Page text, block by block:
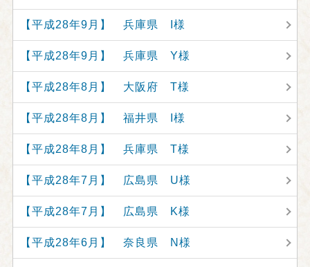
【平成28年9月】 兵庫県 I様
【平成28年9月】 兵庫県 Y様
【平成28年8月】 大阪府 T様
【平成28年8月】 福井県 I様
【平成28年8月】 兵庫県 T様
【平成28年7月】 広島県 U様
【平成28年7月】 広島県 K様
【平成28年6月】 奈良県 N様